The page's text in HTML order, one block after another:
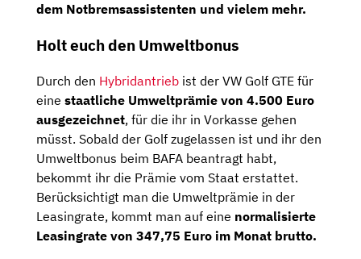
dem Notbremsassistenten und vielem mehr.
Holt euch den Umweltbonus
Durch den Hybridantrieb ist der VW Golf GTE für
eine staatliche Umweltprämie von 4.500 Euro
ausgezeichnet, für die ihr in Vorkasse gehen
müsst. Sobald der Golf zugelassen ist und ihr den
Umweltbonus beim BAFA beantragt habt,
bekommt ihr die Prämie vom Staat erstattet.
Berücksichtigt man die Umweltprämie in der
Leasingrate, kommt man auf eine normalisierte
Leasingrate von 347,75 Euro im Monat brutto.